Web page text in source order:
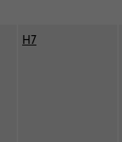
H7